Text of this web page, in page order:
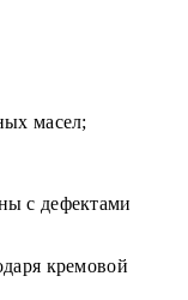
масел;
с дефектами
кремовой